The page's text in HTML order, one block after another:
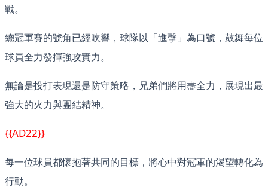
戰。
總冠軍賽的號角已經吹響，球隊以「進擊」為口號，鼓舞每位
球員全力發揮強攻實力。
無論是投打表現還是防守策略，兄弟們將用盡全力，展現出最
強大的火力與團結精神。
{{AD22}}
每一位球員都懷抱著共同的目標，將心中對冠軍的渴望轉化為
行動。